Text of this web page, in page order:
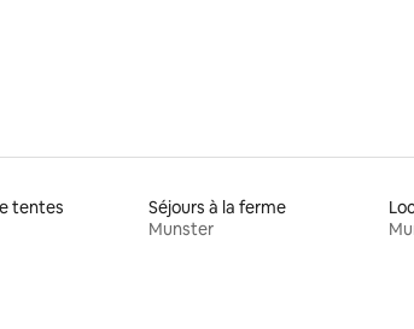
tentes
Séjours à la ferme
Munster